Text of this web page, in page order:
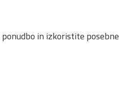
in izkoristite posebne